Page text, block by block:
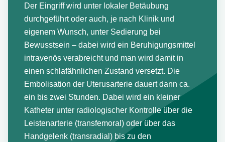
Der Eingriff wird unter lokaler Betäubung
durchgeführt oder auch, je nach Klinik und
eigenem Wunsch, unter Sedierung bei
Bewusstsein – dabei wird ein Beruhigungsmittel
intravenös verabreicht und man wird damit in
einen schlafähnlichen Zustand versetzt. Die
Embolisation der Uterusarterie dauert dann ca.
ein bis zwei Stunden. Dabei wird ein kleiner
Katheter unter radiologischer Kontrolle über die
Leistenarterie (transfemoral) oder über das
Handgelenk (transradial) bis zu den